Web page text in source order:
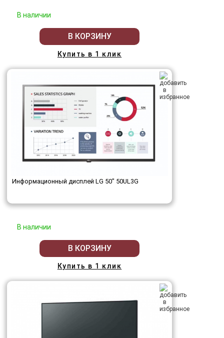
В наличии
В КОРЗИНУ
Купить в 1 клик
Информационный дисплей LG 50" 50UL3G
В наличии
В КОРЗИНУ
Купить в 1 клик